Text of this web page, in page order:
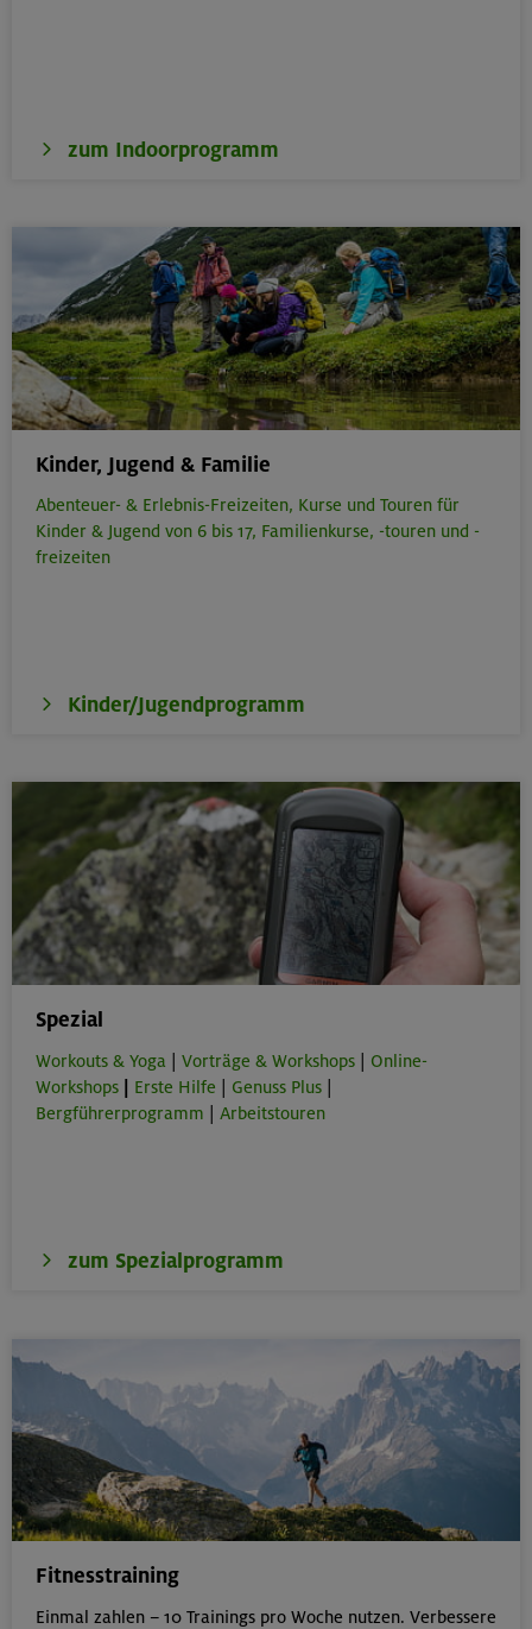
zum Indoorprogramm
Kinder, Jugend & Familie
Abenteuer- & Erlebnis-Freizeiten, Kurse und Touren für
Kinder & Jugend von 6 bis 17, Familienkurse, -touren und -
freizeiten
Kinder/Jugendprogramm
Spezial
Workouts & Yoga Vorträge & Workshops
Online-
Workshops
Erste Hilfe Genuss Plus
Bergführerprogramm
Arbeitstouren
zum Spezialprogramm
Fitnesstraining
Einmal zahlen – 10 Trainings pro Woche nutzen. Verbessere